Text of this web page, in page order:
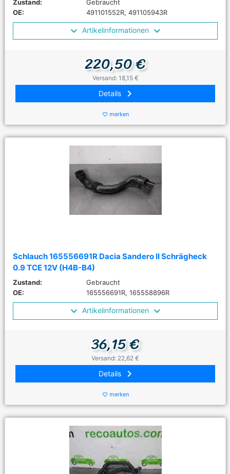
Zustand:
Gebraucht
OE:
491101552R, 491105943R
Artikelinformationen
220,50 €
Versand: 18,15 €
Details keyboard_arrow_right
favorite_border merken
Schlauch 165556691R Dacia Sandero II Schrägheck
0.9 TCE 12V (H4B-B4)
Zustand:
Gebraucht
OE:
165556691R, 165558896R
Artikelinformationen
36,15 €
Versand: 22,62 €
Details keyboard_arrow_right
favorite_border merken